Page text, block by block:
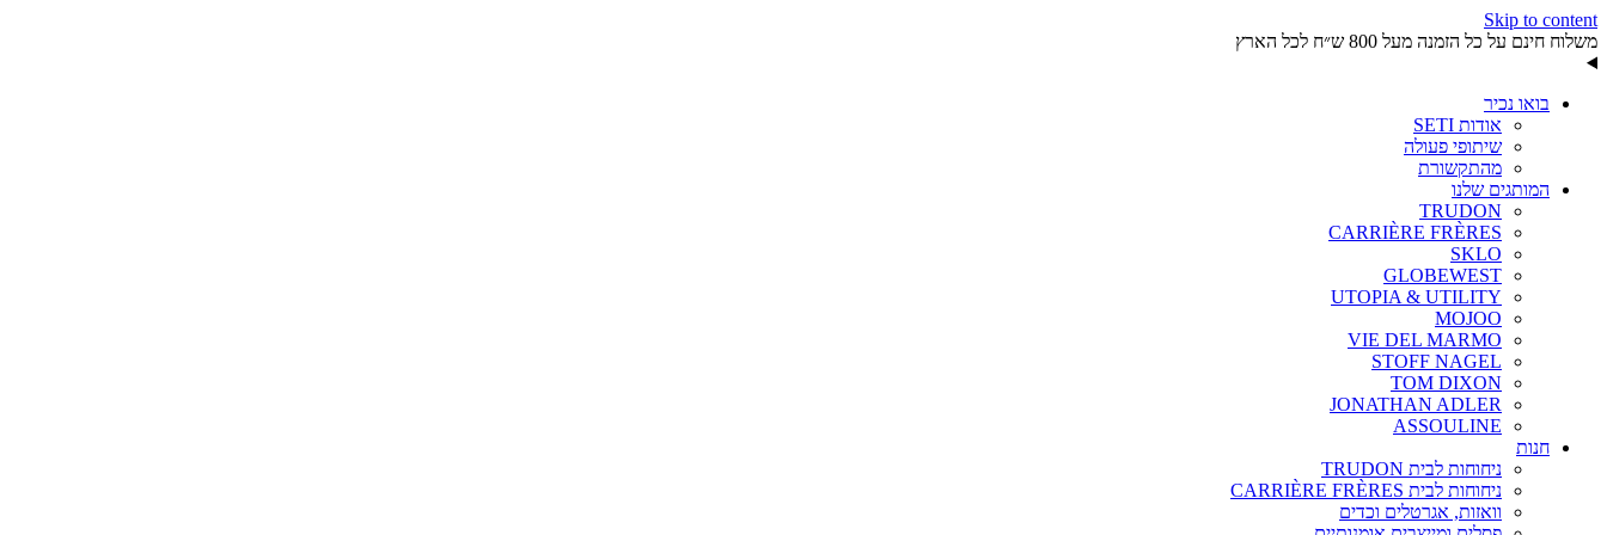
Skip to content
משלוח חינם על כל הזמנה מעל 800 ש״ח לכל הארץ
בואו נכיר
אודות SETI
שיתופי פעולה
מהתקשורת
המותגים שלנו
TRUDON
CARRIÈRE FRÈRES
SKLO
GLOBEWEST
UTOPIA & UTILITY
MOJOO
VIE DEL MARMO
STOFF NAGEL
TOM DIXON
JONATHAN ADLER
ASSOULINE
חנות
ניחוחות לבית TRUDON
ניחוחות לבית CARRIÈRE FRÈRES
וואזות, אגרטלים וכדים